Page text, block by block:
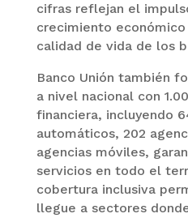
cifras reflejan el
crecimiento
calidad de vida de los
Banco Unión también
a nivel nacional con
financiera, incluyendo
automáticos, 202
agencias móviles,
servicios en todo el
cobertura inclusiva
llegue a sectores